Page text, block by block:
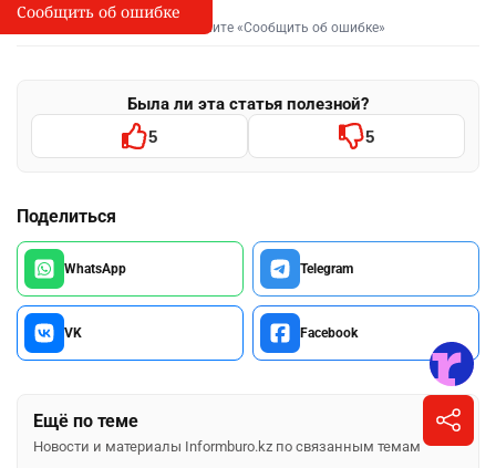
I
Сообщить об опечатке
Выделите фрагмент и нажмите «Сообщить об ошибке»
Была ли эта статья полезной?
5 5
Поделиться
WhatsApp Telegram
VK Facebook
Ещё по теме
Новости и материалы Informburo.kz по связанным темам
Сообщить об ошибке